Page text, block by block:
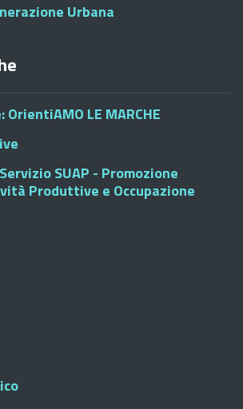
Urbana
LE MARCHE
SUAP - Promozione
Produttive e Occupazione